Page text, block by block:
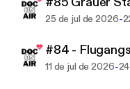
erleichtern.
Als langjährig tätiger
Notfallmediziner,
25 de jul de 2026-
#84 -
11 de jul de 2026-